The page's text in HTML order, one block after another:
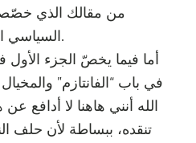
من مقالك الذي
السياسي الخارق” لشيخك.
أما فيما يخصّ الجزء الأول
في باب “الفانتازم”
الله أنني هاهنا لا أدافع
تنقده، ببساطة لأن حلف